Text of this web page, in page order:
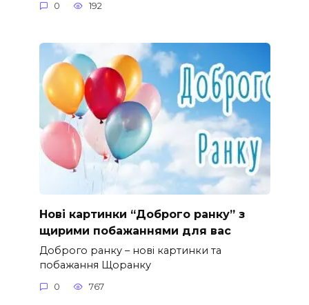
0 192
Нові картинки “Доброго ранку” з
щирими побажаннями для вас
Доброго ранку – нові картинки та
побажання Щоранку
0 767